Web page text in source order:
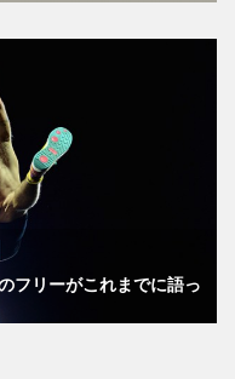
フリーがこれまでに語っ